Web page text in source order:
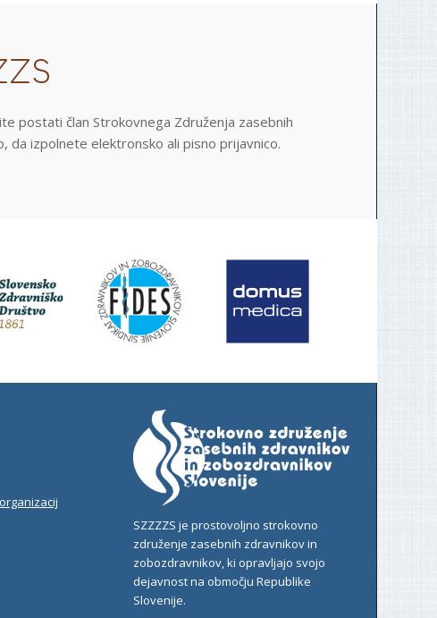
postati član Strokovnega Združenja zasebnih
da izpolnete elektronsko ali pisno prijavnico.
SZZZZS je prostovoljno strokovno
združenje zasebnih zdravnikov in
zobozdravnikov, ki opravljajo svojo
dejavnost na območju Republike
Slovenije.